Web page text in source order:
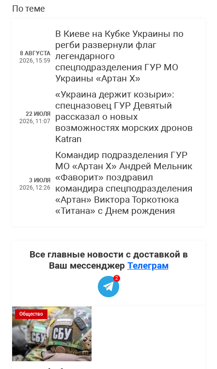
По теме
8 АВГУСТА
2026, 15:59
В Киеве на Кубке Украины по
регби развернули флаг
легендарного
спецподразделения ГУР МО
Украины «Артан Х»
22 ИЮЛЯ
2026, 11:07
«Украина держит козыри»:
спецназовец ГУР Девятый
рассказал о новых
возможностях морских дронов
Katran
3 ИЮЛЯ
2026, 12:26
Командир подразделения ГУР
МО «Артан Х» Андрей Мельник
«Фаворит» поздравил
командира спецподразделения
«Артан» Виктора Торкотюка
«Титана» с Днем рождения
Все главные новости с доставкой в
Ваш мессенджер Телеграм
2
Общество